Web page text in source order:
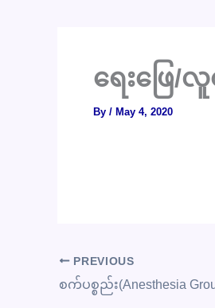
ရေးဖြေ/
By / May 4, 2020
PREVIOUS
စက်ပစ္စည်း(Anesthesia